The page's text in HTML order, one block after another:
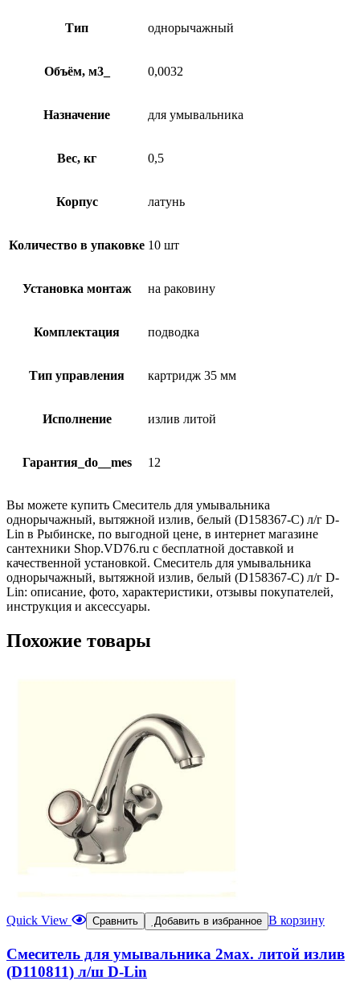
Тип однорычажный
Объём, м3_ 0,0032
Назначение для умывальника
Вес, кг 0,5
Корпус латунь
Количество в упаковке 10 шт
Установка монтаж на раковину
Комплектация подводка
Тип управления картридж 35 мм
Исполнение излив литой
Гарантия_do__mes 12
Вы можете купить Смеситель для умывальника
однорычажный, вытяжной излив, белый (D158367-С) л/г D-
Lin в Рыбинске, по выгодной цене, в интернет магазине
сантехники Shop.VD76.ru с бесплатной доставкой и
качественной установкой. Смеситель для умывальника
однорычажный, вытяжной излив, белый (D158367-С) л/г D-
Lin: описание, фото, характеристики, отзывы покупателей,
инструкция и аксессуары.
Похожие товары
Quick View Сравнить Добавить в избранное В корзину
Смеситель для умывальника 2мах. литой излив
(D110811) л/ш D-Lin